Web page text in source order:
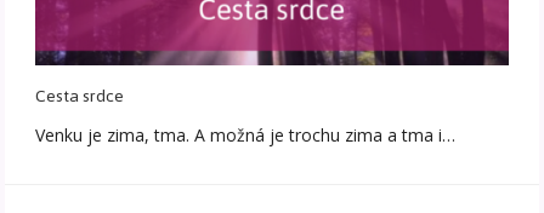
Cesta srdce
Venku je zima, tma. A možná je trochu zima a tma i…